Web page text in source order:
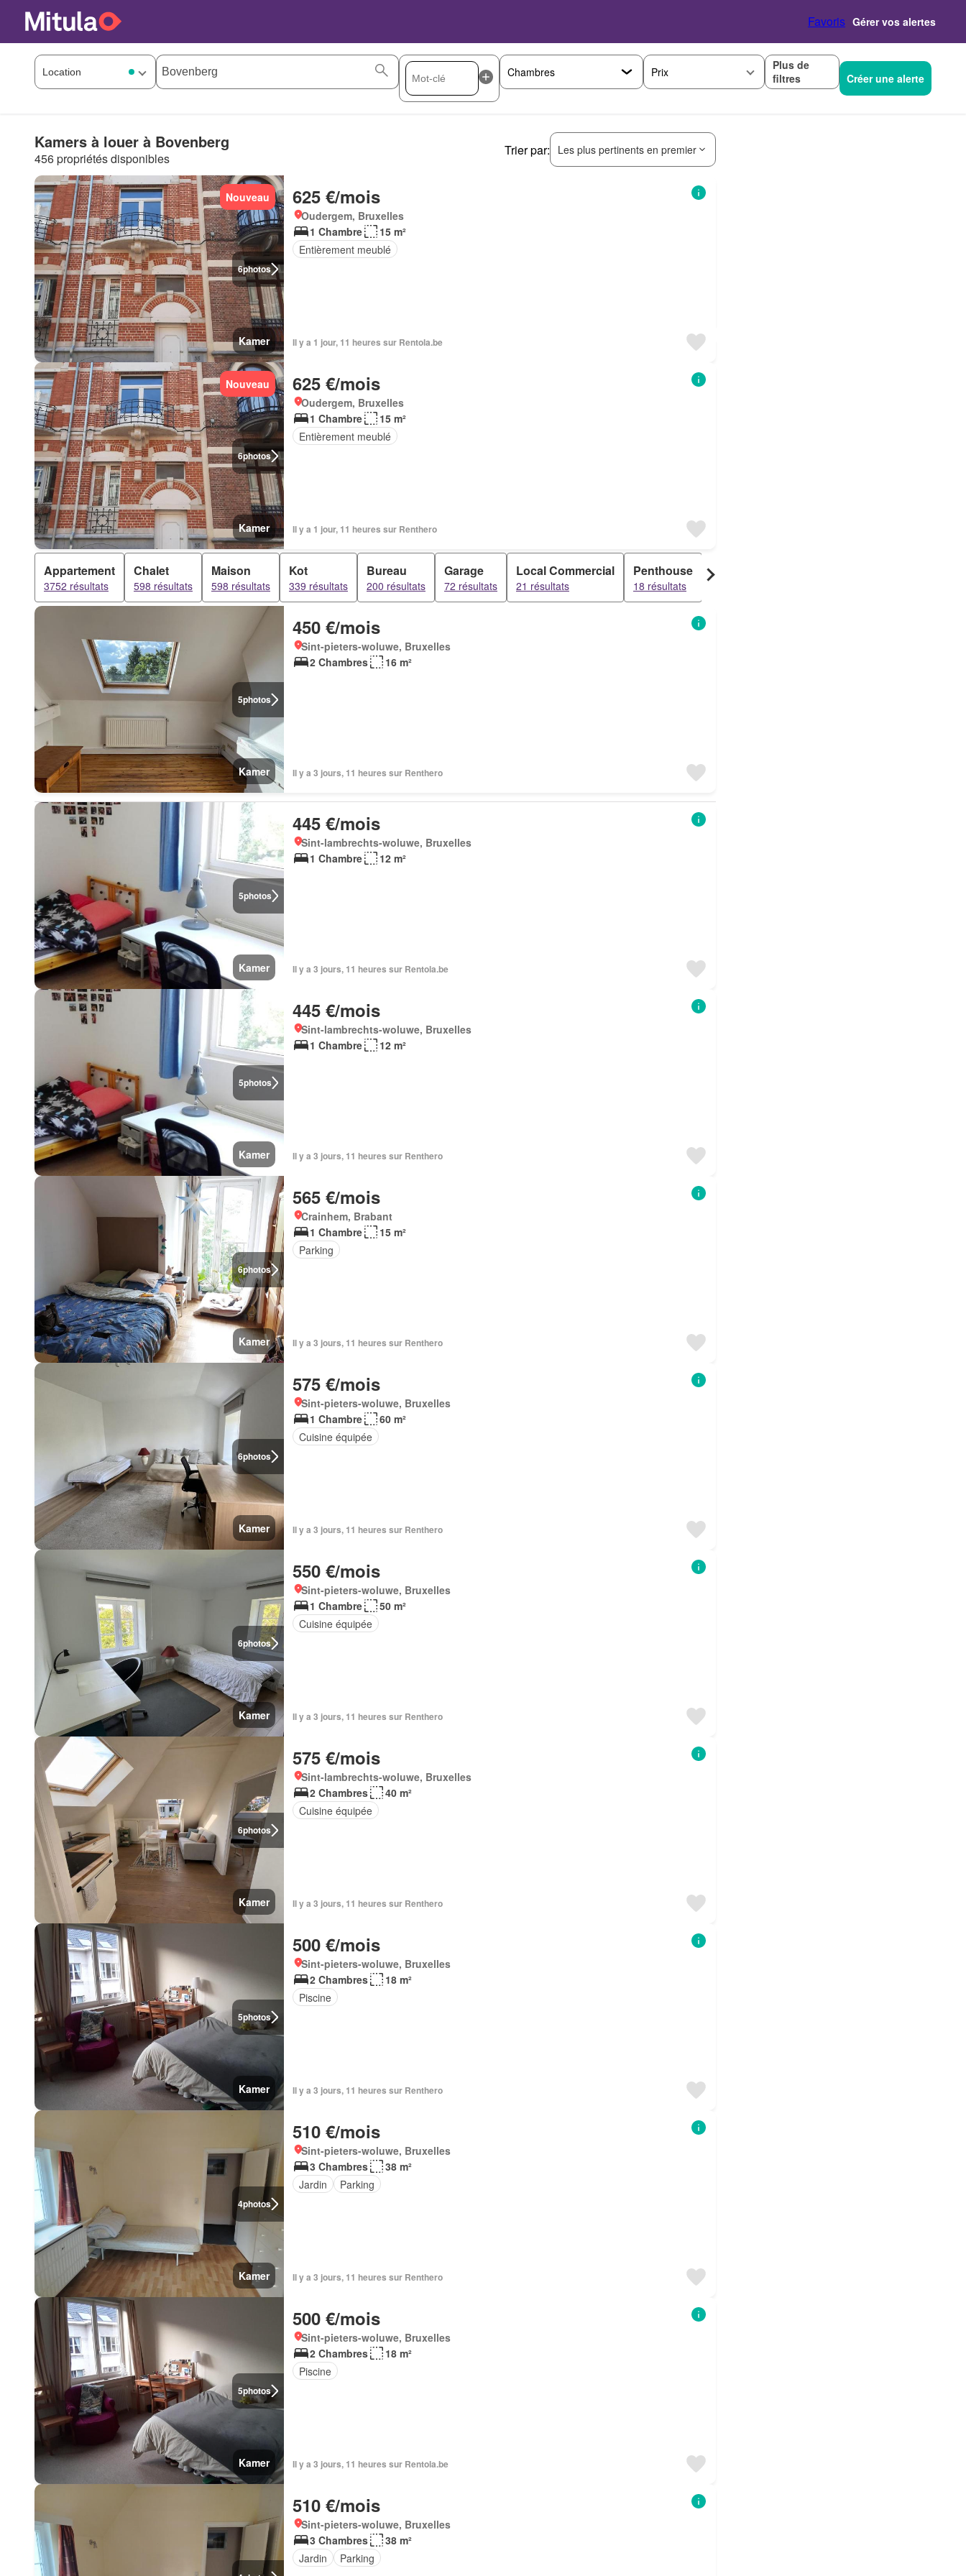
Favoris Gérer vos alertes
Prix
Plus de
filtres
Créer une alerte
Kamers à louer à Bovenberg
456 propriétés disponibles
Trier par: Les plus pertinents en premier
6photos
Nouveau
Kamer
625 €/mois
Oudergem, Bruxelles
1 Chambre
15 m²
Entièrement meublé
Il y a 1 jour, 11 heures sur Rentola.be
6photos
Nouveau
Kamer
625 €/mois
Oudergem, Bruxelles
1 Chambre
15 m²
Entièrement meublé
Il y a 1 jour, 11 heures sur Renthero
Appartement
3752 résultats
Chalet
598 résultats
Maison
598 résultats
Kot
339 résultats
Bureau
200 résultats
Garage
72 résultats
Local Commercial
21 résultats
Penthouse
18 résultats
Loft
5photos
Kamer
450 €/mois
Sint-pieters-woluwe, Bruxelles
2 Chambres
16 m²
Il y a 3 jours, 11 heures sur Renthero
5photos
Kamer
445 €/mois
Sint-lambrechts-woluwe, Bruxelles
1 Chambre
12 m²
Il y a 3 jours, 11 heures sur Rentola.be
5photos
Kamer
445 €/mois
Sint-lambrechts-woluwe, Bruxelles
1 Chambre
12 m²
Il y a 3 jours, 11 heures sur Renthero
6photos
Kamer
565 €/mois
Crainhem, Brabant
1 Chambre
15 m²
Parking
Il y a 3 jours, 11 heures sur Renthero
6photos
Kamer
575 €/mois
Sint-pieters-woluwe, Bruxelles
1 Chambre
60 m²
Cuisine équipée
Il y a 3 jours, 11 heures sur Renthero
6photos
Kamer
550 €/mois
Sint-pieters-woluwe, Bruxelles
1 Chambre
50 m²
Cuisine équipée
Il y a 3 jours, 11 heures sur Renthero
6photos
Kamer
575 €/mois
Sint-lambrechts-woluwe, Bruxelles
2 Chambres
40 m²
Cuisine équipée
Il y a 3 jours, 11 heures sur Renthero
5photos
Kamer
500 €/mois
Sint-pieters-woluwe, Bruxelles
2 Chambres
18 m²
Piscine
Il y a 3 jours, 11 heures sur Renthero
4photos
Kamer
510 €/mois
Sint-pieters-woluwe, Bruxelles
3 Chambres
38 m²
Jardin
Parking
Il y a 3 jours, 11 heures sur Renthero
5photos
Kamer
500 €/mois
Sint-pieters-woluwe, Bruxelles
2 Chambres
18 m²
Piscine
Il y a 3 jours, 11 heures sur Rentola.be
510 €/mois
Sint-pieters-woluwe, Bruxelles
3 Chambres
38 m²
Jardin
Parking